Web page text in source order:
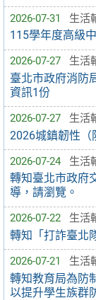
2026-07-31 生活
115學年度高級
2026-07-27 生活
臺北市政府消防
資訊1份
2026-07-27 生活
2026城鎮韌性（
2026-07-24 生活
轉知臺北市政府
導，請瀏覽。
2026-07-22 生活
轉知「打詐臺北
2026-07-21 生活
轉知教育局為防
以提升學生族群